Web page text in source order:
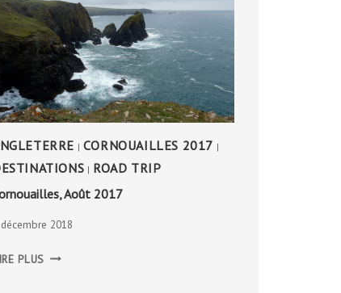
| CORNOUAILLES 2017 |
| ROAD TRIP
Août 2017
2018
PLUS AOÛT